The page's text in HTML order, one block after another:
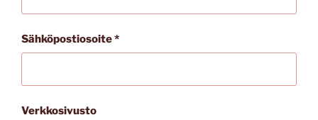
Sähköpostiosoite*
Verkkosivusto